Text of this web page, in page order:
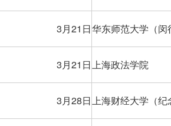
3月21日华东师范大学（闵
3月21日上海政法学院
3月28日上海财经大学（纪